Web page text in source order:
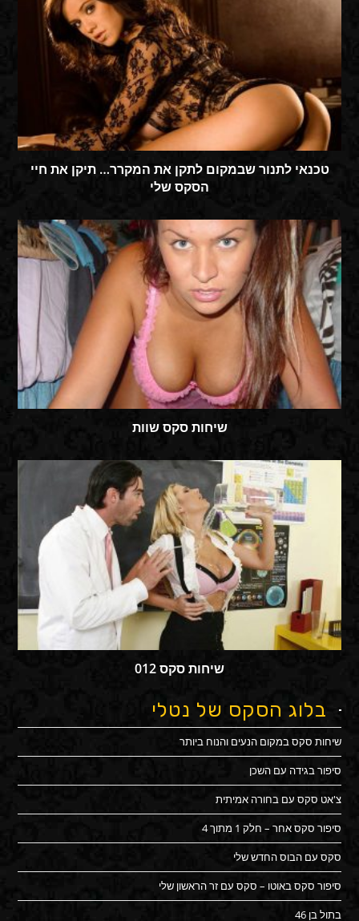
טכנאי לתנור שבמקום לתקן את המקרר… תיקן את חיי
הסקס שלי
שיחות סקס שוות
שיחות סקס 012
בלוג הסקס של נטלי
שיחות סקס במקום הנעים והנוח ביותר
סיפור בגידה עם השכן
צ'אט סקס עם בחורה אמיתית
סיפור סקס אחר – חלק 1 מתוך 4
סקס עם הבוס החדש שלי
סיפור סקס באוטו – סקס עם זר הראשון שלי
בתול בן 46